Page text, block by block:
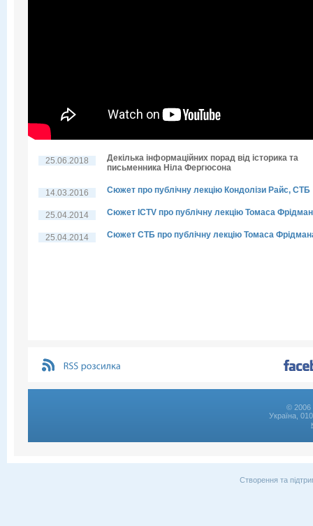
25.06.2018
Декілька інформаційних порад від історика та
письменника Ніла Фергюсона
14.03.2016 Сюжет про публічну лекцію Кондолізи Райс, СТБ
25.04.2014 Сюжет ICTV про публічну лекцію Томаса
25.04.2014 Сюжет СТБ про публічну лекцію Томаса
© 2006
Україна,
Створення та